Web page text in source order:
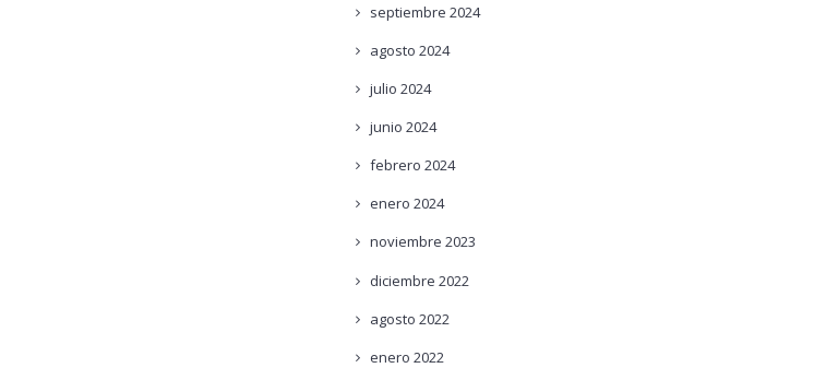
septiembre 2024
agosto 2024
julio 2024
junio 2024
febrero 2024
enero 2024
noviembre 2023
diciembre 2022
agosto 2022
enero 2022